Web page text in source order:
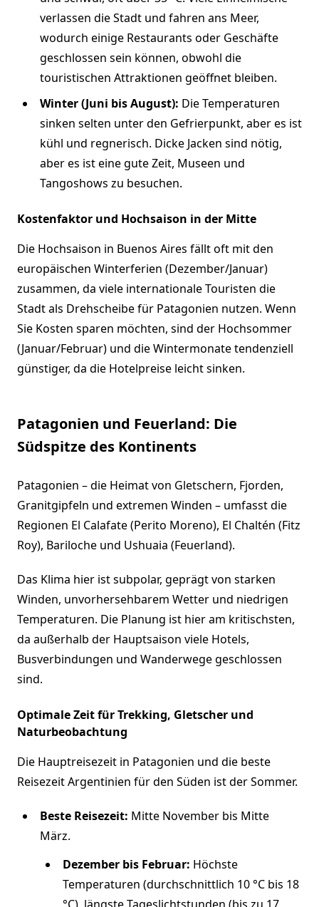
verlassen die Stadt und fahren ans Meer,
wodurch einige Restaurants oder Geschäfte
geschlossen sein können, obwohl die
touristischen Attraktionen geöffnet bleiben.
Winter (Juni bis August): Die Temperaturen
sinken selten unter den Gefrierpunkt, aber es ist
kühl und regnerisch. Dicke Jacken sind nötig,
aber es ist eine gute Zeit, Museen und
Tangoshows zu besuchen.
Kostenfaktor und Hochsaison in der Mitte
Die Hochsaison in Buenos Aires fällt oft mit den
europäischen Winterferien (Dezember/Januar)
zusammen, da viele internationale Touristen die
Stadt als Drehscheibe für Patagonien nutzen. Wenn
Sie Kosten sparen möchten, sind der Hochsommer
(Januar/Februar) und die Wintermonate tendenziell
günstiger, da die Hotelpreise leicht sinken.
Patagonien und Feuerland: Die
Südspitze des Kontinents
Patagonien – die Heimat von Gletschern, Fjorden,
Granitgipfeln und extremen Winden – umfasst die
Regionen El Calafate (Perito Moreno), El Chaltén (Fitz
Roy), Bariloche und Ushuaia (Feuerland).
Das Klima hier ist subpolar, geprägt von starken
Winden, unvorhersehbarem Wetter und niedrigen
Temperaturen. Die Planung ist hier am kritischsten,
da außerhalb der Hauptsaison viele Hotels,
Busverbindungen und Wanderwege geschlossen
sind.
Optimale Zeit für Trekking, Gletscher und
Naturbeobachtung
Die Hauptreisezeit in Patagonien und die beste
Reisezeit Argentinien für den Süden ist der Sommer.
Beste Reisezeit: Mitte November bis Mitte
März.
Dezember bis Februar: Höchste
Temperaturen (durchschnittlich 10 °C bis 18
°C), längste Tageslichtstunden (bis zu 17